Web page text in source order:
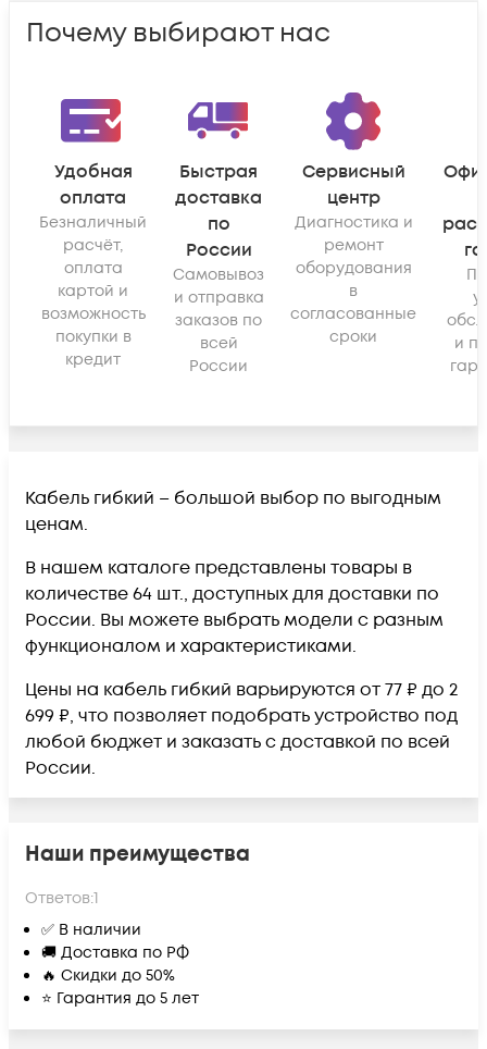
Почему выбирают нас
Удобная
оплата
Безналичный
расчёт,
оплата
картой и
возможность
покупки в
кредит
Быстрая
доставка
по
России
Самовывоз
и отправка
заказов по
всей
России
Сервисный
центр
Диагностика и
ремонт
оборудования
в
согласованные
сроки
и
Кабель гибкий – большой выбор по выгодным
ценам.
В нашем каталоге представлены товары в
количестве 64 шт., доступных для доставки по
России. Вы можете выбрать модели с разным
функционалом и характеристиками.
Цены на кабель гибкий варьируются от 77 ₽ до 2
699 ₽, что позволяет подобрать устройство под
любой бюджет и заказать с доставкой по всей
России.
Наши преимущества
Ответов:1
✅ В наличии
🚚 Доставка по РФ
🔥 Скидки до 50%
⭐ Гарантия до 5 лет